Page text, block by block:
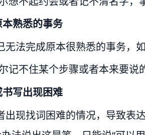
熟悉的事务
法完成原本很熟悉的事务，
记不住某个步骤或者本来要说
写出现困难
出现找词困难的情况，导致表